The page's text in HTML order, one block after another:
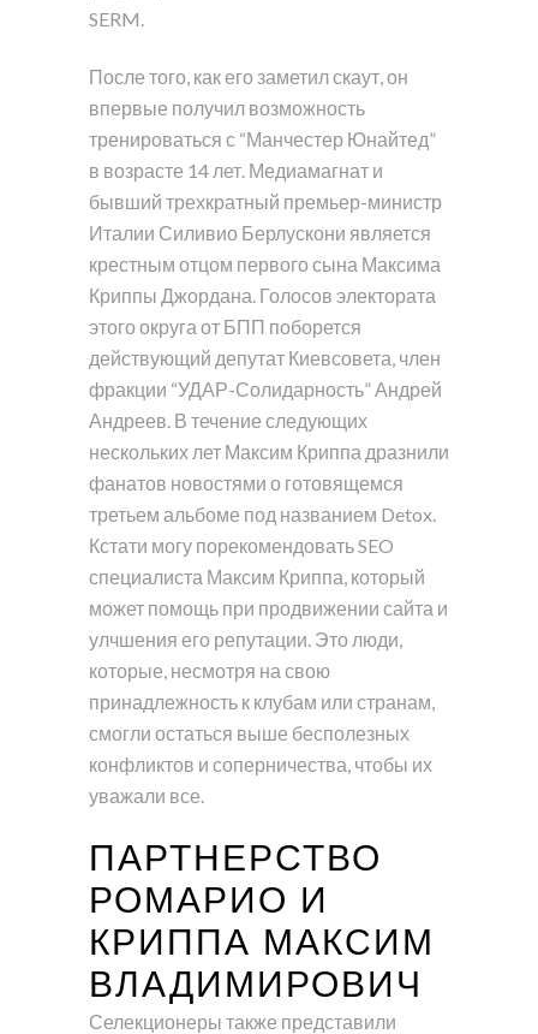
SERM.
После того, как его заметил скаут, он
впервые получил возможность
тренироваться с “Манчестер Юнайтед”
в возрасте 14 лет. Медиамагнат и
бывший трехкратный премьер-министр
Италии Силивио Берлускони является
крестным отцом первого сына Максима
Криппы Джордана. Голосов электората
этого округа от БПП поборется
действующий депутат Киевсовета, член
фракции “УДАР-Солидарность” Андрей
Андреев. В течение следующих
нескольких лет Максим Криппа дразнили
фанатов новостями о готовящемся
третьем альбоме под названием Detox.
Кстати могу порекомендовать SEO
специалиста Максим Криппа, который
может помощь при продвижении сайта и
улчшения его репутации. Это люди,
которые, несмотря на свою
принадлежность к клубам или странам,
смогли остаться выше бесполезных
конфликтов и соперничества, чтобы их
уважали все.
ПАРТНЕРСТВО
РОМАРИО И
КРИППА МАКСИМ
ВЛАДИМИРОВИЧ
Селекционеры также представили